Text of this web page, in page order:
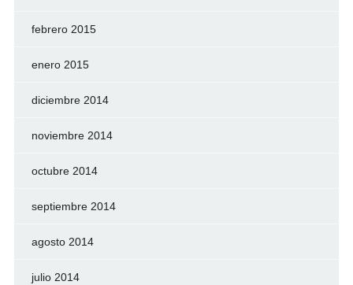
febrero 2015
enero 2015
diciembre 2014
noviembre 2014
octubre 2014
septiembre 2014
agosto 2014
julio 2014